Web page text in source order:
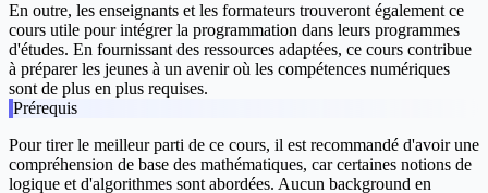
En outre, les enseignants et les formateurs trouveront également ce
cours utile pour intégrer la programmation dans leurs programmes
d'études. En fournissant des ressources adaptées, ce cours contribue
à préparer les jeunes à un avenir où les compétences numériques
sont de plus en plus requises.
Prérequis
Pour tirer le meilleur parti de ce cours, il est recommandé d'avoir une
compréhension de base des mathématiques, car certaines notions de
logique et d'algorithmes sont abordées. Aucun background en